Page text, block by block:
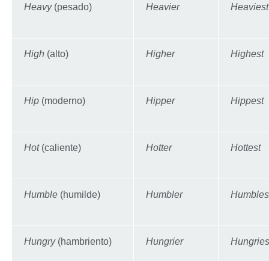
Heavy (pesado) Heavier Heaviest
High (alto) Higher Highest
Hip (moderno) Hipper Hippest
Hot (caliente) Hotter Hottest
Humble (humilde) Humbler
Hungry(hambriento) Hungrier